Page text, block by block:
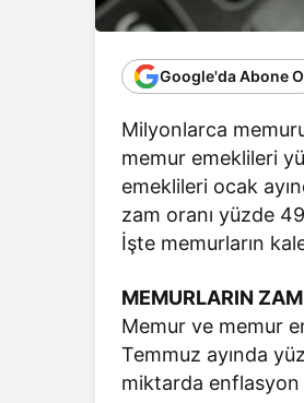
Google'da Abone
Milyonlarca
memur emeklileri
emeklileri ocak
zam oranı yüzde
İşte memurların
MEMURLARIN
Memur ve memur
Temmuz ayında
miktarda enflasyon